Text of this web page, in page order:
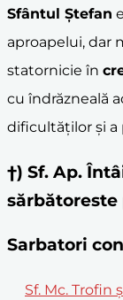
Sfântul Ștefan
aproapelui, dar
statornicie în
cu îndrăzneală
dificultăților și a
†) Sf. Ap.
sărbătoreste
Sarbatori
Sf. Mc. Trofin